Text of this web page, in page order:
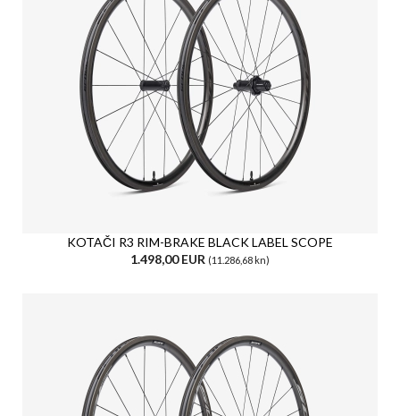
KOTAČI R3 RIM-BRAKE BLACK LABEL SCOPE
1.498,00 EUR (11.286,68 kn)